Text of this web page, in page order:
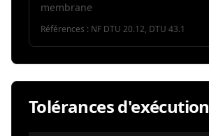
membrane
Références : NF DTU 20.12, DTU 43.1
Tolérances d'exécution